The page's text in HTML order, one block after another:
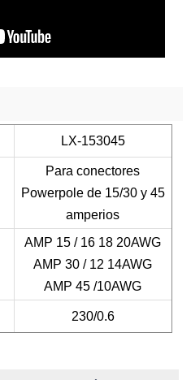
LX-153045
Paraconectores
Powerpole de 15/30 y 45
amperios
AMP 15 / 16 18 20AWG
AMP 30 / 12 14AWG
AMP 45 /10AWG
230/0.6